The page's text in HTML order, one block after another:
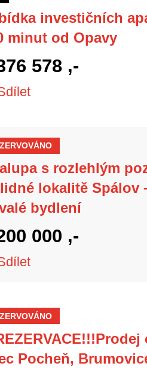
investičních
minut od Opavy
578 ,-
s rozlehlým
lokalitě Spálov
bydlení
000 ,-
Pocheň,